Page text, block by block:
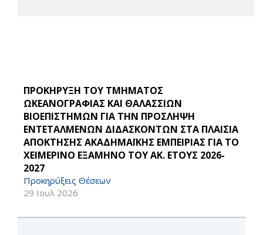
ΠΡΟΚΗΡΥΞΗ ΤΟΥ ΤΜΗΜΑΤΟΣ
ΩΚΕΑΝΟΓΡΑΦΙΑΣ ΚΑΙ ΘΑΛΑΣΣΙΩΝ
ΒΙΟΕΠΙΣΤΗΜΩΝ ΓΙΑ ΤΗΝ ΠΡΟΣΛΗΨΗ
ΕΝΤΕΤΑΛΜΕΝΩΝ ΔΙΔΑΣΚΟΝΤΩΝ ΣΤΑ ΠΛΑΙΣΙΑ
ΑΠΟΚΤΗΣΗΣ ΑΚΑΔΗΜΑΪΚΗΣ ΕΜΠΕΙΡΙΑΣ ΓΙΑ ΤΟ
ΧΕΙΜΕΡΙΝΟ ΕΞΑΜΗΝΟ ΤΟΥ ΑΚ. ΕΤΟΥΣ 2026-
2027
Προκηρύξεις Θέσεων
29 Ιουλ 2026